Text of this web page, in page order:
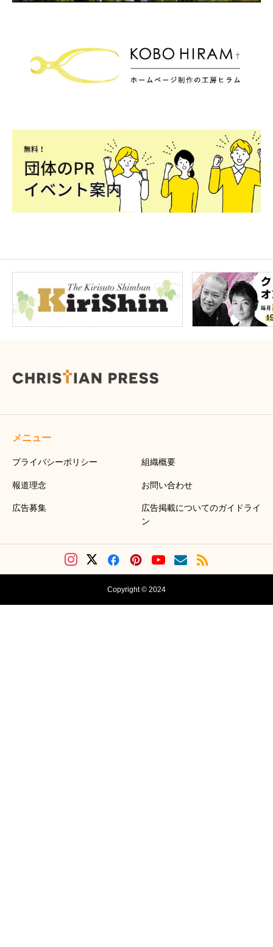
メニュー
プライバシーポリシー 組織概要
報道理念 お問い合わせ
広告募集
広告掲載についてのガイドライ
ン
Copyright © 2024